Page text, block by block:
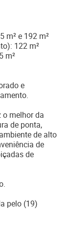
m² e 192 m²
122 m²
m²
e
o melhor da
de ponta,
de alto
de
de
pelo (19)